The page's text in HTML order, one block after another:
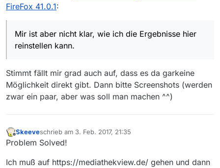
FireFox 41.0.1:
Mir ist aber nicht klar, wie ich die Ergebnisse hier
reinstellen kann.
Stimmt fällt mir grad auch auf, dass es da garkeine
Möglichkeit direkt gibt. Dann bitte Screenshots (werden
zwar ein paar, aber was soll man machen ^^)
Offline
Skeeveschrieb am 3. Feb. 2017, 21:35
zuletzt editiert von
Problem Solved!
Ich muß auf https://mediathekview.de/ gehen und dann